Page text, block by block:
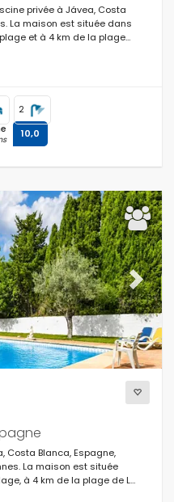
privée à Jávea, Costa
La maison est située dans
et à 4 km de la plage
2
10,0
Next
Costa Blanca, Espagne,
La maison est située
à 4 km de la plage de La